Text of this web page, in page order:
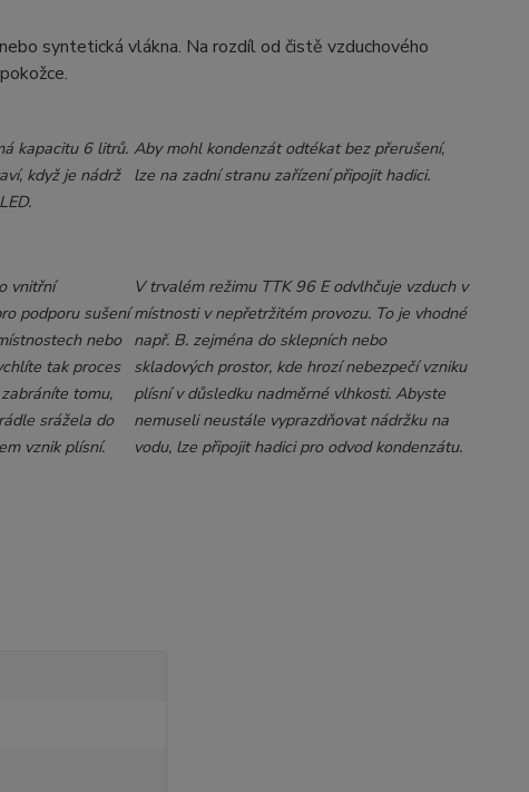
syntetická vlákna. Na rozdíl od čistě vzduchového
kapacitu 6 litrů.
když je nádrž
Aby mohl kondenzát odtékat bez přerušení,
lze na zadní stranu zařízení připojit hadici.
vnitřní
podporu sušení
nebo
tak proces
tomu,
srážela do
vznik plísní.
V trvalém režimu TTK 96 E odvlhčuje vzduch v
místnosti v nepřetržitém provozu. To je vhodné
např. B. zejména do sklepních nebo
skladových prostor, kde hrozí nebezpečí vzniku
plísní v důsledku nadměrné vlhkosti. Abyste
nemuseli neustále vyprazdňovat nádržku na
vodu, lze připojit hadici pro odvod kondenzátu.